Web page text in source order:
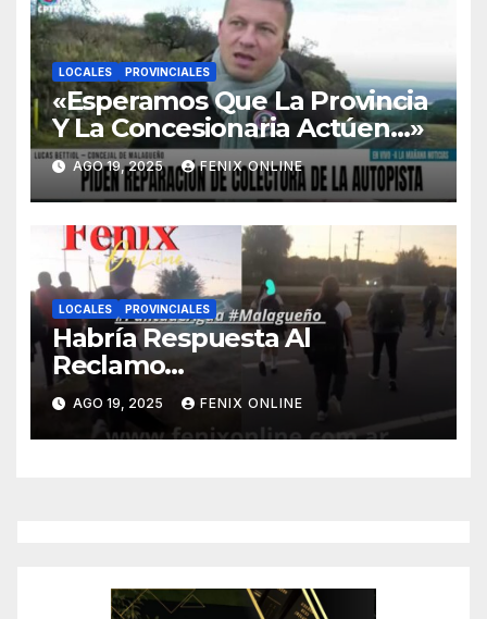
LOCALES PROVINCIALES
«Esperamos Que La Provincia
Y La Concesionaria Actúen…»
AGO 19, 2025 FENIX ONLINE
LOCALES PROVINCIALES
Habría Respuesta Al
Reclamo…
AGO 19, 2025 FENIX ONLINE